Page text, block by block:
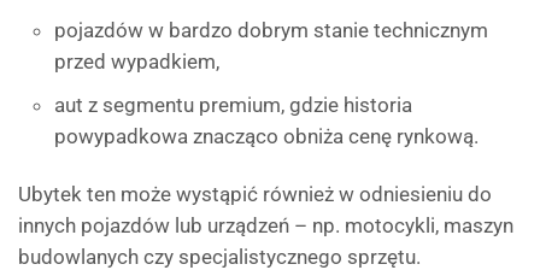
pojazdów w bardzo dobrym stanie technicznym
przed wypadkiem,
aut z segmentu premium, gdzie historia
powypadkowa znacząco obniża cenę rynkową.
Ubytek ten może wystąpić również w odniesieniu do
innych pojazdów lub urządzeń – np. motocykli, maszyn
budowlanych czy specjalistycznego sprzętu.